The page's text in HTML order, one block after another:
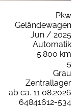
Pkw
Geländewagen
Jun / 2025
Automatik
5.800 km
5
Grau
Zentrallager
ab ca. 11.08.2026
64841612-534